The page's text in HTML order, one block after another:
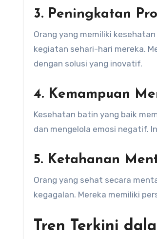
3. Peningkatan
Orang yang memiliki
kegiatan sehari-hari mereka.
dengan solusi yang inovatif.
4. Kemampuan
Kesehatan batin yang baik
dan mengelola emosi negatif.
5. Ketahanan
Orang yang sehat secara
kegagalan. Mereka memiliki
Tren Terkini